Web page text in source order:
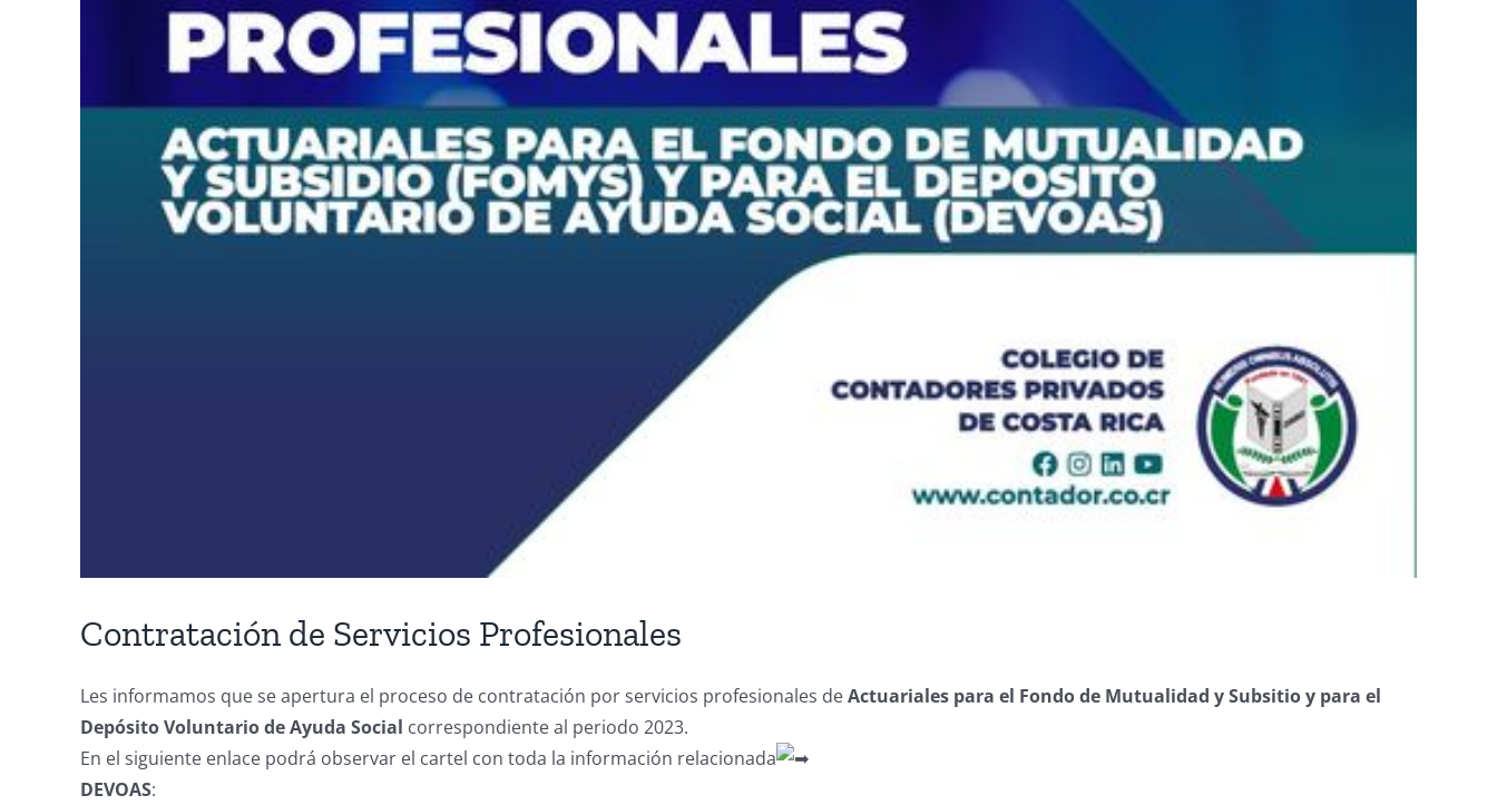
Contratación de Servicios Profesionales
Les informamos que se apertura el proceso de contratación por servicios profesionales deActuariales para el Fondo de Mutualidad y Subsitio y para el
Depósito Voluntario de Ayuda Social correspondiente al periodo 2023.
En el siguiente enlace podrá observar el cartel con toda la información relacionada
DEVOAS: